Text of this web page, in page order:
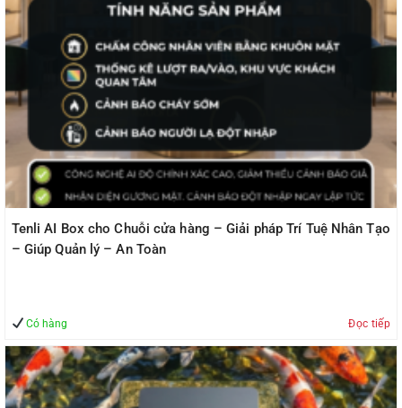
Tenli AI Box cho Chuỗi cửa hàng – Giải pháp Trí Tuệ Nhân Tạo
– Giúp Quản lý – An Toàn
Có hàng Đọc tiếp